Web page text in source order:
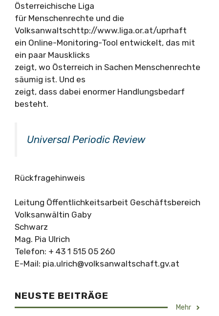
Österreichische Liga
für Menschenrechte und die
Volksanwaltschttp://www.liga.or.at/uprhaft
ein Online-Monitoring-Tool entwickelt, das mit
ein paar Mausklicks
zeigt, wo Österreich in Sachen Menschenrechte
säumig ist. Und es
zeigt, dass dabei enormer Handlungsbedarf
besteht.
Universal Periodic Review
Rückfragehinweis
Leitung Öffentlichkeitsarbeit Geschäftsbereich
Volksanwältin Gaby
Schwarz
Mag. Pia Ulrich
Telefon: + 43 1 515 05 260
E-Mail: pia.ulrich@volksanwaltschaft.gv.at
NEUSTE BEITRÄGE
Mehr